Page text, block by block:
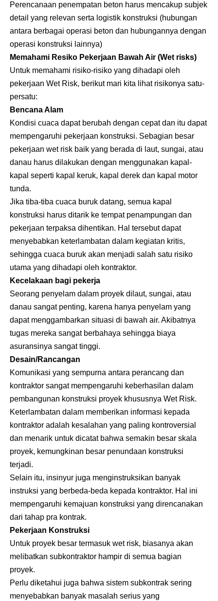
Perencanaan penempatan beton harus mencakup subjek
detail yang relevan serta logistik konstruksi (hubungan
antara berbagai operasi beton dan hubungannya dengan
operasi konstruksi lainnya)
Memahami Resiko Pekerjaan Bawah Air (Wet risks)
Untuk memahami risiko-risiko yang dihadapi oleh
pekerjaan Wet Risk, berikut mari kita lihat risikonya satu-
persatu:
Bencana Alam
Kondisi cuaca dapat berubah dengan cepat dan itu dapat
mempengaruhi pekerjaan konstruksi. Sebagian besar
pekerjaan wet risk baik yang berada di laut, sungai, atau
danau harus dilakukan dengan menggunakan kapal-
kapal seperti kapal keruk, kapal derek dan kapal motor
tunda.
Jika tiba-tiba cuaca buruk datang, semua kapal
konstruksi harus ditarik ke tempat penampungan dan
pekerjaan terpaksa dihentikan. Hal tersebut dapat
menyebabkan keterlambatan dalam kegiatan kritis,
sehingga cuaca buruk akan menjadi salah satu risiko
utama yang dihadapi oleh kontraktor.
Kecelakaan bagi pekerja
Seorang penyelam dalam proyek dilaut, sungai, atau
danau sangat penting, karena hanya penyelam yang
dapat menggambarkan situasi di bawah air. Akibatnya
tugas mereka sangat berbahaya sehingga biaya
asuransinya sangat tinggi.
Desain/Rancangan
Komunikasi yang sempurna antara perancang dan
kontraktor sangat mempengaruhi keberhasilan dalam
pembangunan konstruksi proyek khususnya Wet Risk.
Keterlambatan dalam memberikan informasi kepada
kontraktor adalah kesalahan yang paling kontroversial
dan menarik untuk dicatat bahwa semakin besar skala
proyek, kemungkinan besar penundaan konstruksi
terjadi.
Selain itu, insinyur juga menginstruksikan banyak
instruksi yang berbeda-beda kepada kontraktor. Hal ini
mempengaruhi kemajuan konstruksi yang direncanakan
dari tahap pra kontrak.
Pekerjaan Konstruksi
Untuk proyek besar termasuk wet risk, biasanya akan
melibatkan subkontraktor hampir di semua bagian
proyek.
Perlu diketahui juga bahwa sistem subkontrak sering
menyebabkan banyak masalah serius yang